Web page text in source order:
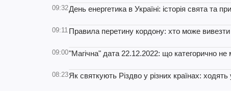
09:32День енергетика в Україні: історія свята та
09:11 Правила перетину кордону: хто може вивезти
09:00"Магічна" дата 22.12.2022: що категорично
08:23Як святкують Різдво у різних країнах: